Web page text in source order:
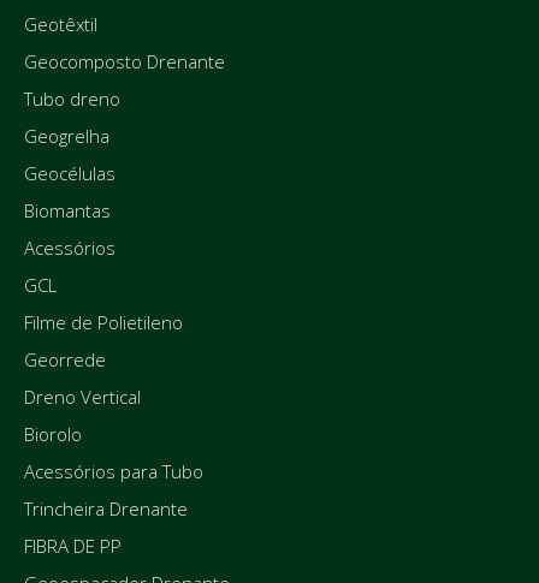
Geotêxtil
Geocomposto Drenante
Tubo dreno
Geogrelha
Geocélulas
Biomantas
Acessórios
GCL
Filme de Polietileno
Georrede
Dreno Vertical
Biorolo
Acessórios para Tubo
Trincheira Drenante
FIBRA DE PP